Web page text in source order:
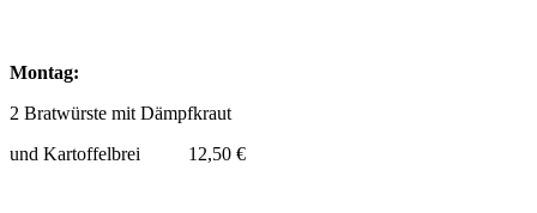
Montag:
2 Bratwürste mit Dämpfkraut
und Kartoffelbrei 12,50 €